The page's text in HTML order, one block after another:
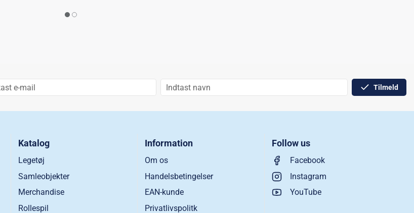
Tilmeld
Katalog
Legetøj
Samleobjekter
Merchandise
Rollespil
Information
Om os
Handelsbetingelser
EAN-kunde
Privatlivspolitk
Follow us
Facebook
Instagram
YouTube